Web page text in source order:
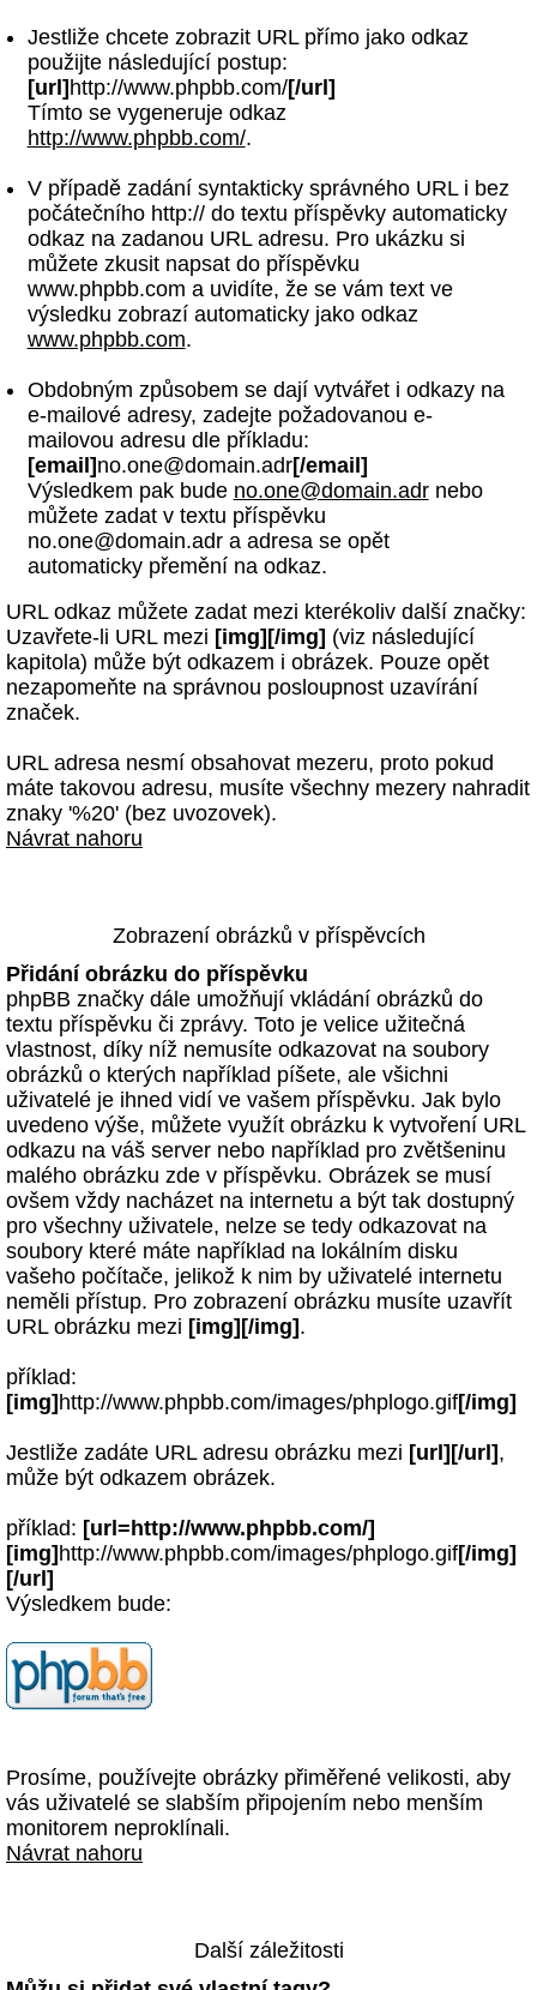
Jestliže chcete zobrazit URL přímo jako odkaz
použijte následující postup:
[url]http://www.phpbb.com/[/url]
Tímto se vygeneruje odkaz
http://www.phpbb.com/.
V případě zadání syntakticky správného URL i bez
počátečního http:// do textu příspěvky automaticky
odkaz na zadanou URL adresu. Pro ukázku si
můžete zkusit napsat do příspěvku
www.phpbb.com a uvidíte, že se vám text ve
výsledku zobrazí automaticky jako odkaz
www.phpbb.com.
Obdobným způsobem se dají vytvářet i odkazy na
e-mailové adresy, zadejte požadovanou e-
mailovou adresu dle příkladu:
[email]no.one@domain.adr[/email]
Výsledkem pak bude no.one@domain.adrnebo
můžete zadat v textu příspěvku
no.one@domain.adr a adresa se opět
automaticky přemění na odkaz.
URL odkaz můžete zadat mezi kterékoliv další značky:
Uzavřete-li URL mezi [img][/img] (viz následující
kapitola) může být odkazem i obrázek. Pouze opět
nezapomeňte na správnou posloupnost uzavírání
značek.
URL adresa nesmí obsahovat mezeru, proto pokud
máte takovou adresu, musíte všechny mezery nahradit
znaky '%20' (bez uvozovek).
Návrat nahoru
Zobrazení obrázků v příspěvcích
Přidání obrázku do příspěvku
phpBB značky dále umožňují vkládání obrázků do
textu příspěvku či zprávy. Toto je velice užitečná
vlastnost, díky níž nemusíte odkazovat na soubory
obrázků o kterých například píšete, ale všichni
uživatelé je ihned vidí ve vašem příspěvku. Jak bylo
uvedeno výše, můžete využít obrázku k vytvoření URL
odkazu na váš server nebo například pro zvětšeninu
malého obrázku zde v příspěvku. Obrázek se musí
ovšem vždy nacházet na internetu a být tak dostupný
pro všechny uživatele, nelze se tedy odkazovat na
soubory které máte například na lokálním disku
vašeho počítače, jelikož k nim by uživatelé internetu
neměli přístup. Pro zobrazení obrázku musíte uzavřít
URL obrázku mezi [img][/img] .
příklad:
[img] http://www.phpbb.com/images/phplogo.gif[/img]
Jestliže zadáte URL adresu obrázku mezi [url][/url] ,
může být odkazem obrázek.
příklad: [url=http://www.phpbb.com/]
[img] http://www.phpbb.com/images/phplogo.gif[/img]
[/url]
Výsledkem bude:
Prosíme, používejte obrázky přiměřené velikosti, aby
vás uživatelé se slabším připojením nebo menším
monitorem neproklínali.
Návrat nahoru
Další záležitosti